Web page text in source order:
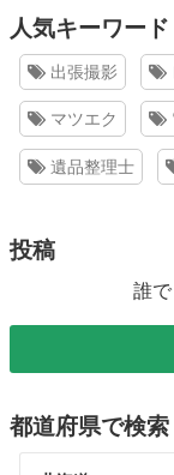
人気キーワード
出張撮影
マツエク
遺品整理士
投稿
誰
都道府県で検索